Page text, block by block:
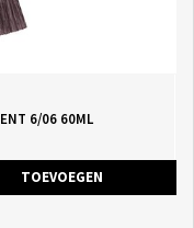
6/06 60ML
TOEVOEGEN